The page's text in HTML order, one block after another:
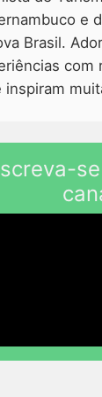
e
Brasil.
com
inspiram